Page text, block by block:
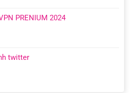
PRENIUM 2024
twitter